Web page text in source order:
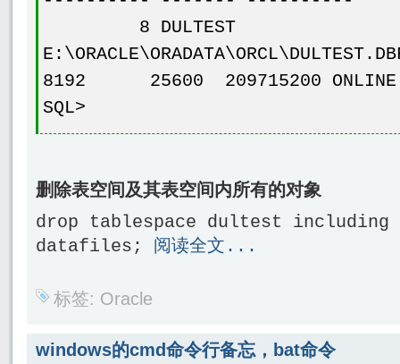
8
8192 25600 209715200 ONLINE
SQL>
删除表空间及其表空间内所有的对象
drop tablespace dultest including
datafiles; 阅读全文...
标签: Oracle
windows的cmd命令行备忘，bat命令